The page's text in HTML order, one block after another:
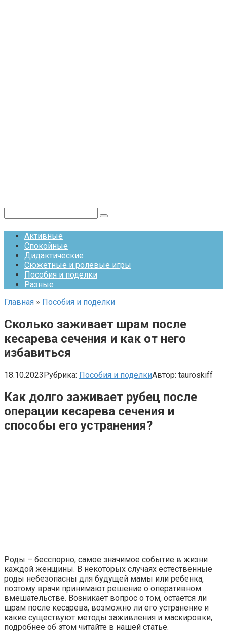
Активные
Спокойные
Дидактические
Сюжетные и ролевые игры
Пособия и поделки
Разные
Главная » Пособия и поделки
Сколько заживает шрам после
кесарева сечения и как от него
избавиться
18.10.2023Рубрика: Пособия и поделкиАвтор: tauroskiff
Как долго заживает рубец после
операции кесарева сечения и
способы его устранения?
Роды – бесспорно, самое значимое событие в жизни
каждой женщины. В некоторых случаях естественные
роды небезопасны для будущей мамы или ребенка,
поэтому врачи принимают решение о оперативном
вмешательстве. Возникает вопрос о том, остается ли
шрам после кесарева, возможно ли его устранение и
какие существуют методы заживления и маскировки,
подробнее об этом читайте в нашей статье.